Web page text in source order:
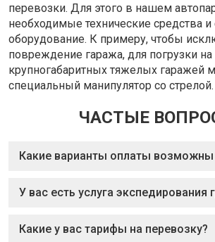
перевозки. Для этого в нашем
необходимые технические средства и
оборудование. К примеру, чтобы
повреждение гаража, для погрузки
крупногабаритных тяжелых гаражей
специальный манипулятор со стрелой.
ЧАСТЫЕ
Какие варианты оплаты возможны
У вас есть услуга экспедирования
Какие у вас тарифы на перевозку?